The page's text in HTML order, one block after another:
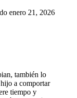
enero 21, 2026
también lo
a comportar
tiempo y